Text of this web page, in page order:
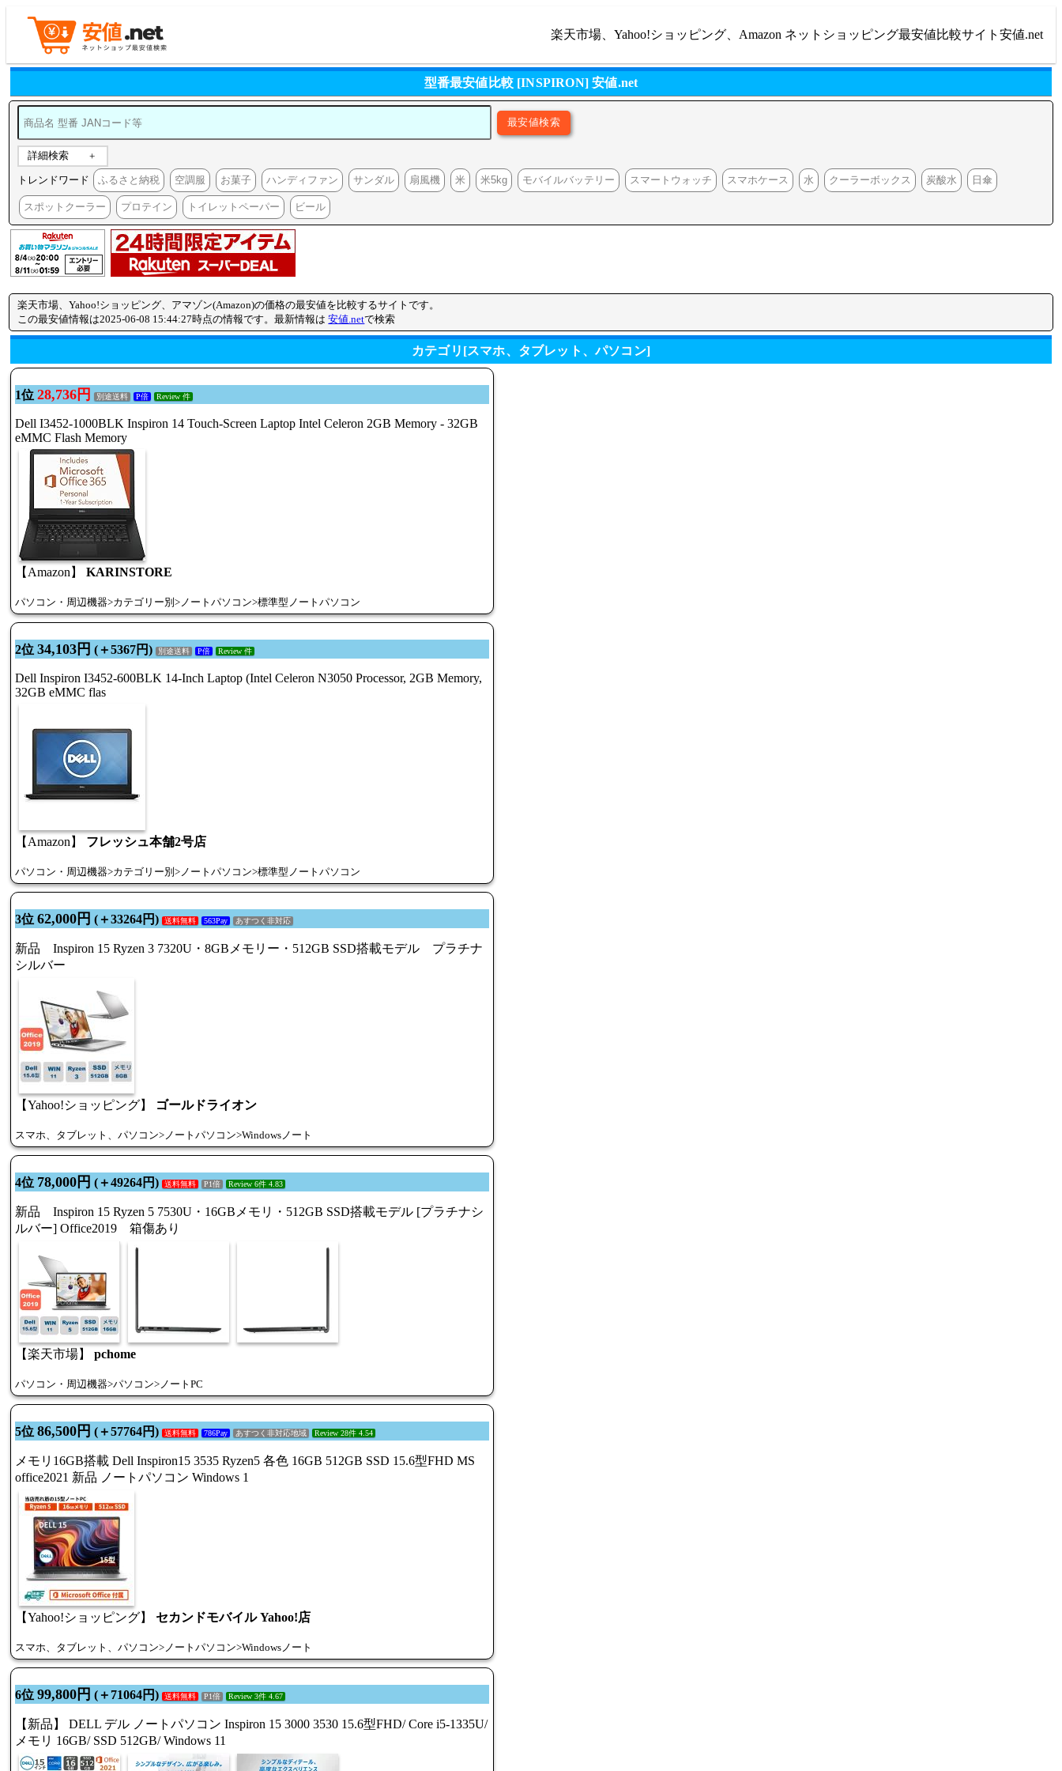
楽天市場、Yahoo!ショッピング、Amazon ネットショッピング最安値比較サイト安値.net
型番最安値比較 [INSPIRON] 安値.net
詳細検索
トレンドワード ふるさと納税 空調服 お菓子 ハンディファン サンダル 扇風機 米 米5kg モバイルバッテリー スマートウォッチ スマホケース 水 クーラーボックス 炭酸水 日傘
スポットクーラー プロテイン トイレットペーパー ビール
楽天市場、Yahoo!ショッピング、アマゾン(Amazon)の価格の最安値を比較するサイトです。
この最安値情報は2025-06-08 15:44:27時点の情報です。最新情報は安値.netで検索
カテゴリ[スマホ、タブレット、パソコン]
1位 28,736円 別途送料 P倍 Review 件
Dell I3452-1000BLK Inspiron 14 Touch-Screen Laptop Intel Celeron 2GB Memory - 32GB
eMMC Flash Memory
【Amazon】 KARINSTORE
パソコン・周辺機器>カテゴリー別>ノートパソコン>標準型ノートパソコン
2位 34,103円 (＋5367円) 別途送料 P倍 Review 件
Dell Inspiron I3452-600BLK 14-Inch Laptop (Intel Celeron N3050 Processor, 2GB Memory,
32GB eMMC flas
【Amazon】 フレッシュ本舗2号店
パソコン・周辺機器>カテゴリー別>ノートパソコン>標準型ノートパソコン
3位 62,000円 (＋33264円) 送料無料 563Pay あすつく非対応
新品 Inspiron 15 Ryzen 3 7320U・8GBメモリー・512GB SSD搭載モデル プラチナ
シルバー
【Yahoo!ショッピング】 ゴールドライオン
スマホ、タブレット、パソコン>ノートパソコン>Windowsノート
4位 78,000円 (＋49264円) 送料無料 P1倍 Review 6件 4.83
新品 Inspiron 15 Ryzen 5 7530U・16GBメモリ・512GB SSD搭載モデル [プラチナシ
ルバー] Office2019 箱傷あり
【楽天市場】 pchome
パソコン・周辺機器>パソコン>ノートPC
5位 86,500円 (＋57764円) 送料無料 786Pay あすつく非対応地域 Review 28件 4.54
メモリ16GB搭載 Dell Inspiron15 3535 Ryzen5 各色 16GB 512GB SSD 15.6型FHD MS
office2021 新品 ノートパソコン Windows 1
【Yahoo!ショッピング】 セカンドモバイル Yahoo!店
スマホ、タブレット、パソコン>ノートパソコン>Windowsノート
6位 99,800円 (＋71064円) 送料無料 P1倍 Review 3件 4.67
【新品】 DELL デル ノートパソコン Inspiron 15 3000 3530 15.6型FHD/ Core i5-1335U/
メモリ 16GB/ SSD 512GB/ Windows 11